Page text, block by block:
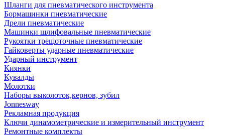
Шланги для пневматического инструмента
Бормашинки пневматические
Дрели пневматические
Машинки шлифовальные пневматические
Рукоятки трещоточные пневматические
Гайковерты ударные пневматические
Ударный инструмент
Киянки
Кувалды
Молотки
Наборы выколоток,кернов, зубил
Jonnesway
Рекламная продукция
Ключи динамометрические и измерительный инструмент
Ремонтные комплекты